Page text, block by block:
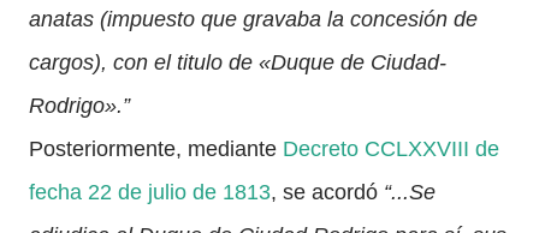
anatas (impuesto que gravaba la concesión de
cargos), con el titulo de «Duque de Ciudad-
Rodrigo».”
Posteriormente, mediante Decreto CCLXXVIII de
fecha 22 de julio de 1813, se acordó “...Se